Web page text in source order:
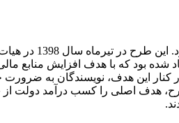
برای اینکه واقعیت
بود که با هدف افزایش منابع
این هدف، نویسندگان به
طرح، هدف اصلی را کسب درآمد